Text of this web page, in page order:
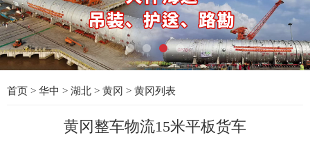
首页 > 华中 > 湖北 > 黄冈 > 黄冈列表
黄冈整车物流15米平板货车